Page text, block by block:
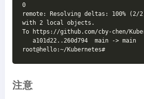
0
remote: Resolving deltas: 100% (2/
with 2 local objects.
To https://github.com/cby-chen/
root@hello:~/Kubernetes#
注意